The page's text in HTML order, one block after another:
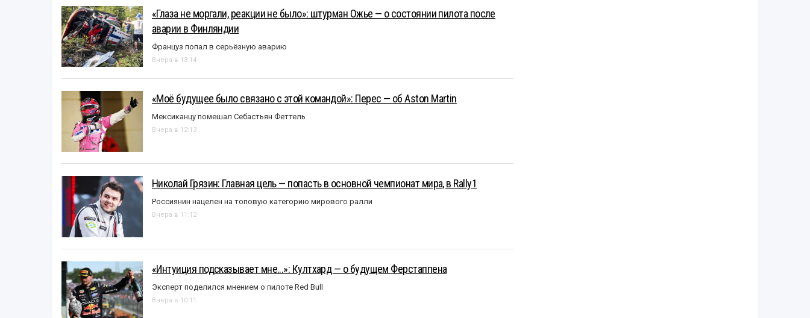
«Глаза не моргали, реакции не было»: штурман Ожье — о состоянии пилота после
аварии в Финляндии
Француз попал в серьёзную аварию
Вчера в 13:14
«Моё будущее было связано с этой командой»: Перес — об Aston Martin
Мексиканцу помешал Себастьян Феттель
Вчера в 12:13
Николай Грязин: Главная цель — попасть в основной чемпионат мира, в Rally1
Россиянин нацелен на топовую категорию мирового ралли
Вчера в 11:12
«Интуиция подсказывает мне...»: Култхард — о будущем Ферстаппена
Эксперт поделился мнением о пилоте Red Bull
Вчера в 10:11